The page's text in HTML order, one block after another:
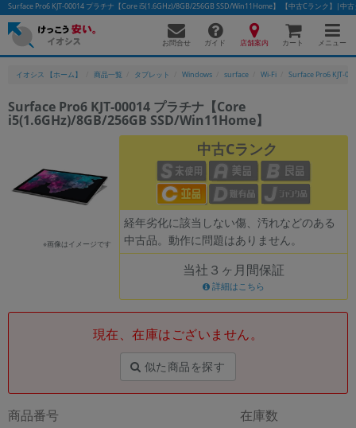
Surface Pro6 KJT-00014 プラチナ【Core i5(1.6GHz)/8GB/256GB SSD/Win11Home】 【中古Cランク】|中
お問合せ ガイド 店舗案内 カート メニュー
イオシス 【ホーム】 商品一覧 タブレット Windows surface Wi-Fi Surface Pro6 KJT-
Surface Pro6 KJT-00014 プラチナ【Core
i5(1.6GHz)/8GB/256GB SSD/Win11Home】
※画像はイメージです
中古Cランク
経年劣化に該当しない傷、汚れなどのある
中古品。動作に問題はありません。
当社３ヶ月間保証
詳細はこちら
現在、在庫はございません。
似た商品を探す
商品番号 在庫数
かんたんパソコン検索に切り替える
フリーワード
人気の検索ワード： Let's note EliteBookMacBook
「スマートフォン」「タブレット」など
「Apple」「SONY」「SHARP」など